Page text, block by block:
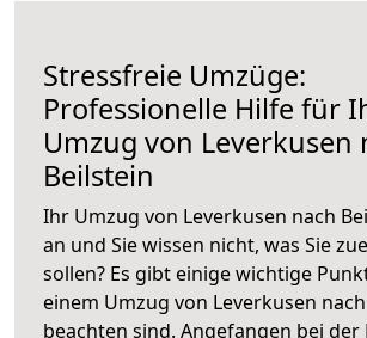
Stressfreie Umzüge:
Professionelle Hilfe für
Umzug von Leverkusen
Beilstein
Ihr Umzug von Leverkusen nach
an und Sie wissen nicht, was Sie
sollen? Es gibt einige wichtige
einem Umzug von Leverkusen
beachten sind. Angefangen bei der